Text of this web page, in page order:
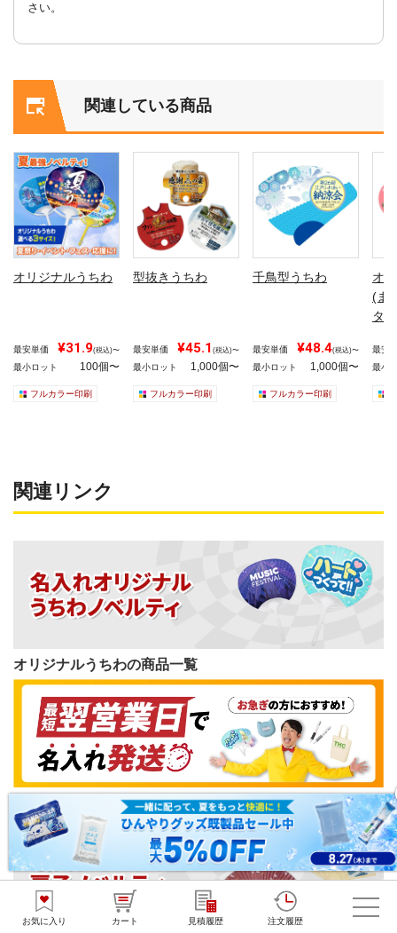
お気に入り カート 見積履歴 注文履歴
さい。
関連している商品
オリジナルうちわ
最安単価 ¥31.9(税込)〜
最小ロット 100個〜
フルカラー印刷
型抜きうちわ
最安単価 ¥45.1 (税込)〜
最小ロット 1,000個〜
フルカラー印刷
千鳥型うちわ
最安単価 ¥48.4(税込)〜
最小ロット 1,000個〜
フルカラー印刷
オ
(ま
タ
最安
最小
関連リンク
オリジナルうちわの商品一覧
短納期ノベルティの商品一覧